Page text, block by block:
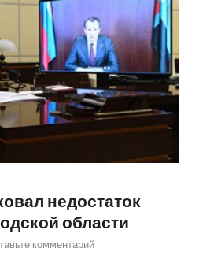
недостаток
области
комментарий